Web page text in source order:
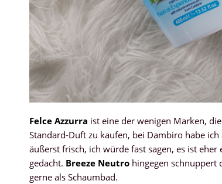
Felce Azzurra ist eine der wenigen Marken,
Standard-Duft zu kaufen, bei Dambiro habe
äußerst frisch, ich würde fast sagen, es ist
gedacht. Breeze Neutro hingegen schnuppert
gerne als Schaumbad.